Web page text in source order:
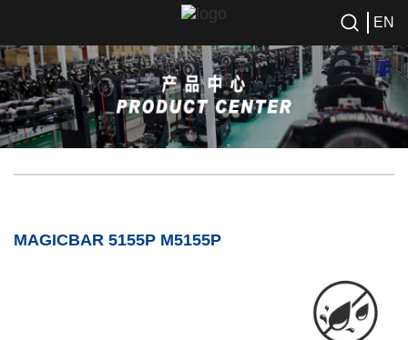
EN
MAGICBAR 5155P M5155P